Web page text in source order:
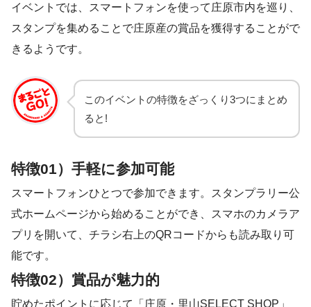
イベントでは、スマートフォンを使って庄原市内を巡り、
スタンプを集めることで庄原産の賞品を獲得することがで
きるようです。
このイベントの特徴をざっくり3つにまとめ
ると!
特徴01）手軽に参加可能
スマートフォンひとつで参加できます。スタンプラリー公
式ホームページから始めることができ、スマホのカメラア
プリを開いて、チラシ右上のQRコードからも読み取り可
能です。
特徴02）賞品が魅力的
貯めたポイントに応じて「庄原・里山SELECT SHOP」